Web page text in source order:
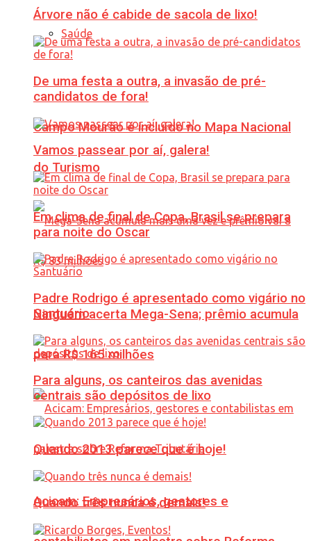
Saúde
Campo Mourão é incluído no Mapa Nacional
do Turismo
Ninguém acerta Mega-Sena; prêmio acumula
para R$ 165 milhões
Acicam: Empresários, gestores e
Árvore não é cabide de sacola de lixo!
De uma festa a outra, a invasão de pré-
candidatos de fora!
Vamos passear por aí, galera!
Em clima de final de Copa, Brasil se prepara
para noite do Oscar
Padre Rodrigo é apresentado como vigário no
Santuário
Para alguns, os canteiros das avenidas
centrais são depósitos de lixo
Quando 2013 parece que é hoje!
Quando três nunca é demais!